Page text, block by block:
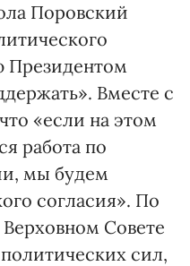
Поровский
Президентом
Вместе с
«если на этом
работа по
мы будем
согласия». По
Совете
сил,